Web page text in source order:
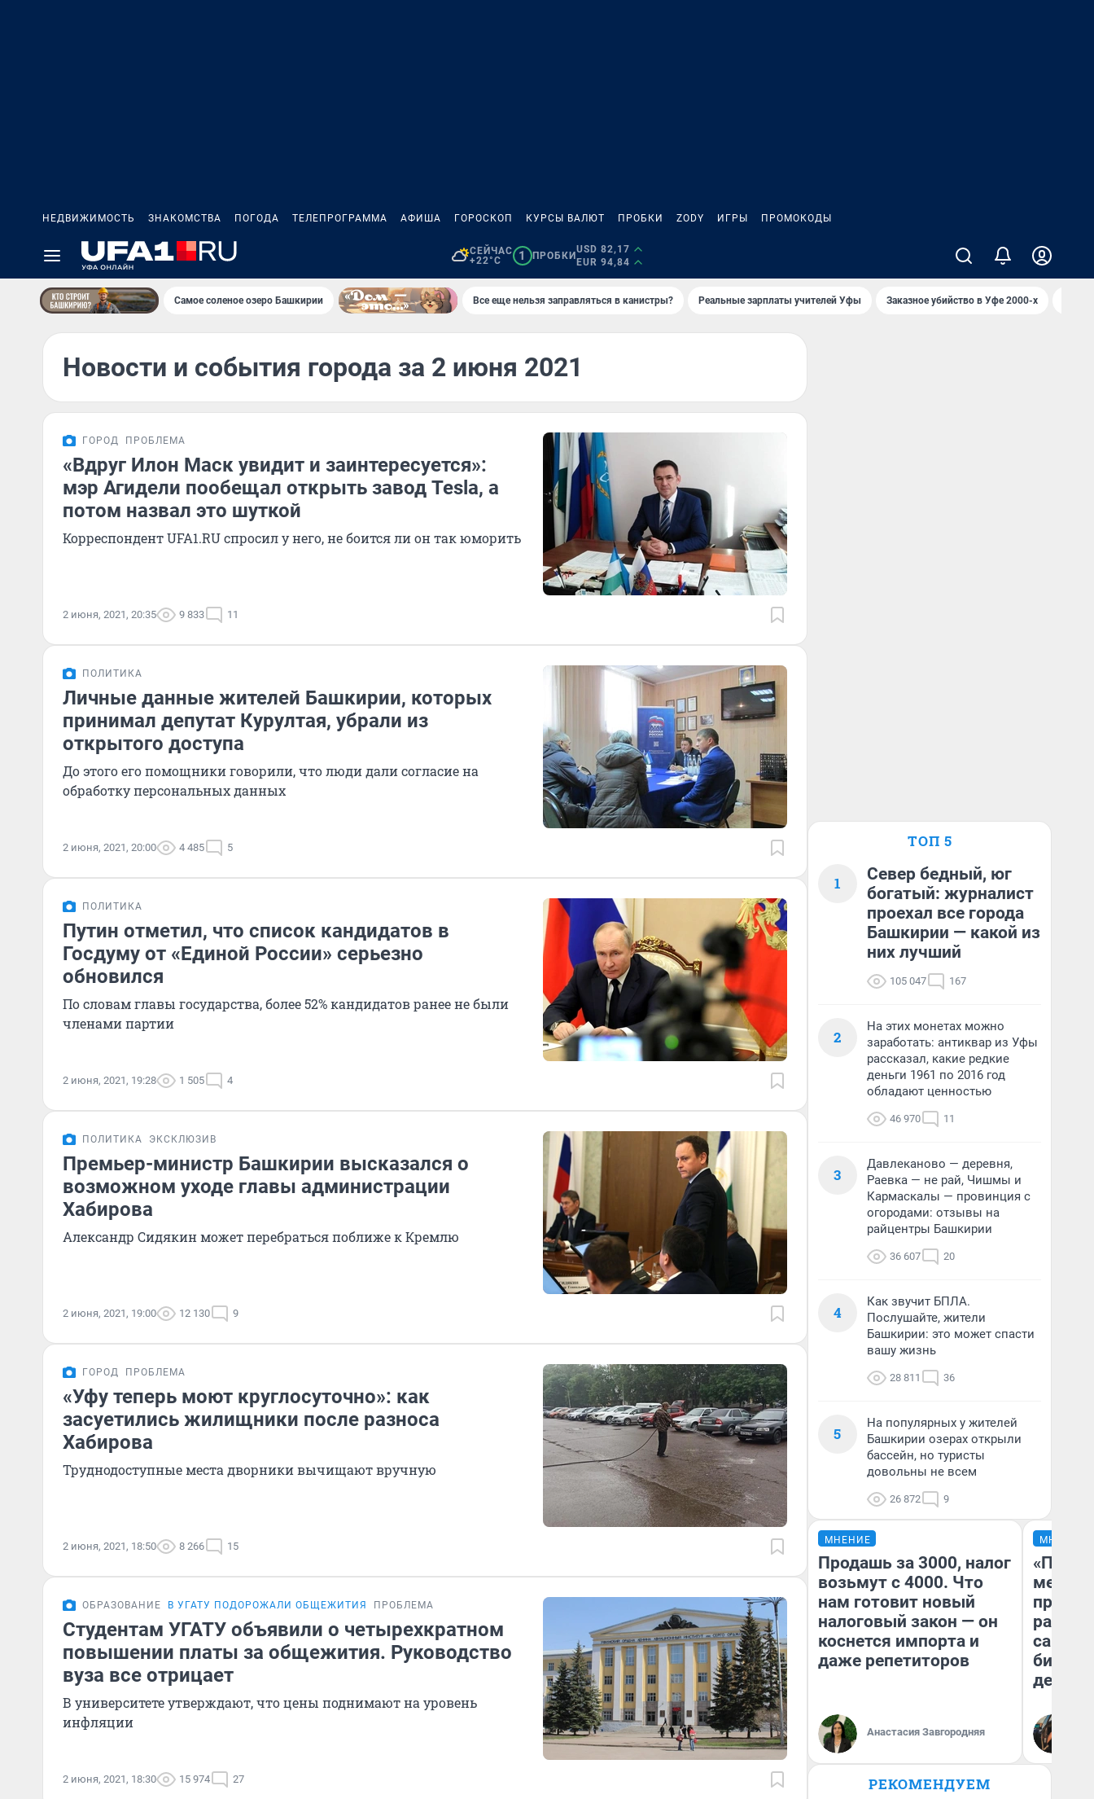
НЕДВИЖИМОСТЬ ЗНАКОМСТВА ПОГОДА ТЕЛЕПРОГРАММА АФИША ГОРОСКОП КУРСЫ ВАЛЮТ ПРОБКИ ZODY ИГРЫ ПРОМОКОДЫ
СЕЙЧАС
+22°C
1 ПРОБКИ
USD 82,17
EUR 94,84
Самое соленое озеро Башкирии Все еще нельзя заправляться в канистры? Реальные зарплаты учителей Уфы Заказное убийство в Уфе 2000-х
Новости и события города за 2 июня 2021
ГОРОД ПРОБЛЕМА
«Вдруг Илон Маск увидит и заинтересуется»:
мэр Агидели пообещал открыть завод Tesla, а
потом назвал это шуткой
Корреспондент UFA1.RU спросил у него, не боится ли он так юморить
2 июня, 2021, 20:35 9 833 11
ПОЛИТИКА
Личные данные жителей Башкирии, которых
принимал депутат Курултая, убрали из
открытого доступа
До этого его помощники говорили, что люди дали согласие на
обработку персональных данных
2 июня, 2021, 20:00 4 485 5
ПОЛИТИКА
Путин отметил, что список кандидатов в
Госдуму от «Единой России» серьезно
обновился
По словам главы государства, более 52% кандидатов ранее не были
членами партии
2 июня, 2021, 19:28 1 505 4
ПОЛИТИКА ЭКСКЛЮЗИВ
Премьер-министр Башкирии высказался о
возможном уходе главы администрации
Хабирова
Александр Сидякин может перебраться поближе к Кремлю
2 июня, 2021, 19:00 12 130 9
ГОРОД ПРОБЛЕМА
«Уфу теперь моют круглосуточно»: как
засуетились жилищники после разноса
Хабирова
Труднодоступные места дворники вычищают вручную
2 июня, 2021, 18:50 8 266 15
ОБРАЗОВАНИЕ В УГАТУ ПОДОРОЖАЛИ ОБЩЕЖИТИЯ ПРОБЛЕМА
Студентам УГАТУ объявили о четырехкратном
повышении платы за общежития. Руководство
вуза все отрицает
В университете утверждают, что цены поднимают на уровень
инфляции
2 июня, 2021, 18:30 15 974 27
ТОП 5
1
Север бедный, юг
богатый: журналист
проехал все города
Башкирии — какой из
них лучший
105 047 167
2
На этих монетах можно
заработать: антиквар из Уфы
рассказал, какие редкие
деньги 1961 по 2016 год
обладают ценностью
46 970 11
3
Давлеканово — деревня,
Раевка — не рай, Чишмы и
Кармаскалы — провинция с
огородами: отзывы на
райцентры Башкирии
36 607 20
4
Как звучит БПЛА.
Послушайте, жители
Башкирии: это может спасти
вашу жизнь
28 811 36
5
На популярных у жителей
Башкирии озерах открыли
бассейн, но туристы
довольны не всем
26 872 9
МНЕНИЕ
Продашь за 3000, налог
возьмут с 4000. Что
нам готовит новый
налоговый закон — он
коснется импорта и
даже репетиторов
Анастасия Завгородняя
МНЕНИЕ
самом
РЕКОМЕНДУЕМ